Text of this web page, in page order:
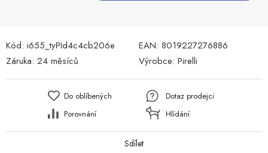
Kód: i655_tyPId4c4cb206e EAN: 8019227276886
Záruka: 24 měsíců Výrobce: Pirelli
Do oblíbených
Porovnání
Dotaz prodejci
Hlídání
Sdílet